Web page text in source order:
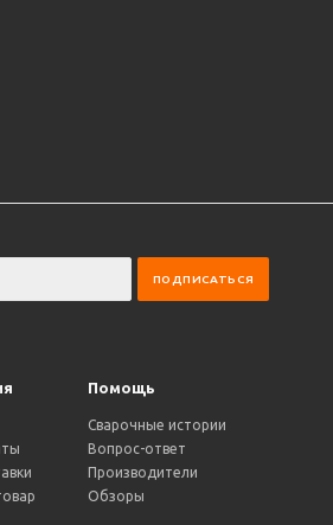
Помощь
Сварочные истории
Вопрос-ответ
Производители
Обзоры